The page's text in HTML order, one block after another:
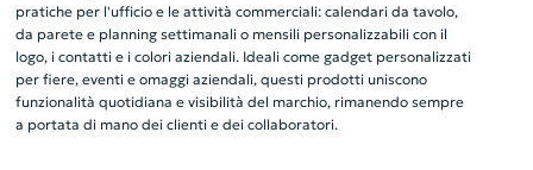
pratiche per l'ufficio e le attività commerciali: calendari da tavolo,
da parete e planning settimanali o mensili personalizzabili con il
logo, i contatti e i colori aziendali. Ideali come gadget personalizzati
per fiere, eventi e omaggi aziendali, questi prodotti uniscono
funzionalità quotidiana e visibilità del marchio, rimanendo sempre
a portata di mano dei clienti e dei collaboratori.